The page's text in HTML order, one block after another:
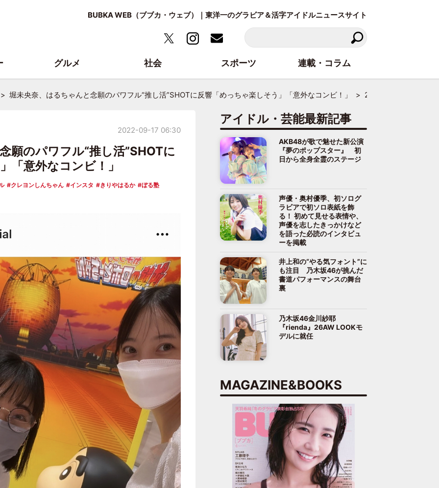
BUBKA WEB（ブブカ・ウェブ）｜東洋一のグラビア＆活字アイドルニュースサイト
堀未央奈、はるちゃんと念願のパワフル“推し活”SHOTに反響「めっちゃ楽しそう」「意外なコンビ！」 2ページ目
2022-09-17 06:30
願のパワフル“推し活”SHOTに
「意外なコンビ！」
クレヨンしんちゃん インスタ きりやはるか ぼる塾
アイドル・芸能最新記事
AKB48が歌で魅せた新公演
『夢のポップスター』 初
日から全身全霊のステージ
声優・奥村優季、初ソログ
ラビアで初ソロ表紙を飾
る！ 初めて見せる表情や、
声優を志したきっかけなど
を語った必読のインタビュ
ーを掲載
井上和の“やる気フォント”に
も注目 乃木坂46が挑んだ
書道パフォーマンスの舞台
裏
乃木坂46金川紗耶
『rienda』26AW LOOKモ
デルに就任
MAGAZINE&BOOKS
グルメ 社会 スポーツ 連載・コラム